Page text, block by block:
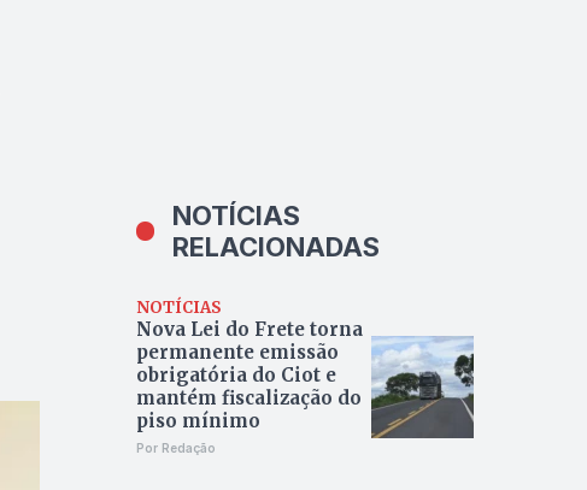
NOTÍCIAS
RELACIONADAS
NOTÍCIAS
Nova Lei do Frete torna
permanente emissão
obrigatória do Ciot e
mantém fiscalização do
piso mínimo
Por Redação